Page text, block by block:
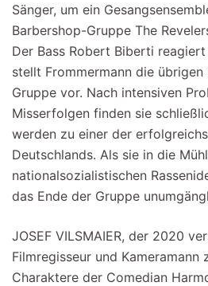
Sänger, um ein
Barbershop-Gruppe The
Der Bass Robert Biberti
stellt Frommermann die
Gruppe vor. Nach intensiven
Misserfolgen finden sie
werden zu einer der
Deutschlands. Als sie in die
nationalsozialistischen
das Ende der Gruppe
JOSEF VILSMAIER, der 2020
Filmregisseur und Kameramann
Charaktere der Comedian